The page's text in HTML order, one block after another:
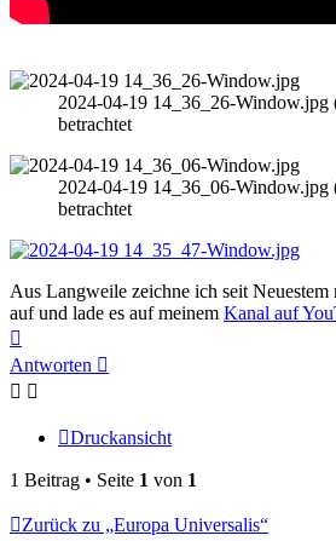
2024-04-19 14_36_26-
betrachtet
2024-04-19 14_36_06-
betrachtet
Aus Langweile zeichne ich seit Neuestem
auf und lade es auf meinem Kanal auf
oben
Antworten
Druckansicht
1 Beitrag • Seite 1 von 1
Zurück zu „Europa Universalis“